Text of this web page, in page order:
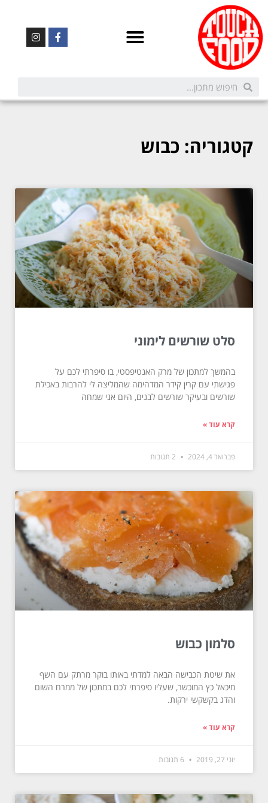
קטגוריה: כבוש
סלט שורשים לימוני
בהמשך למתכון של מרק האנטיפסטי, בו סיפרתי לכם על
פגישתי עם קרין קידר המדהימה שהמליצה לי להרבות באכילת
שורשים ובעיקר שורשים לבנים, היום אני שמחה
קרא עוד »
פברואר 4, 2024
סלמון כבוש
את שיטת הכבישה הבאה למדתי באותו בוקר מרתק עם השף
מיכאל כץ המוכשר, שעליו סיפרתי לכם במתכון של ממרח השום
והדג בקשקשי ירקות.
קרא עוד »
יוני 27, 2019